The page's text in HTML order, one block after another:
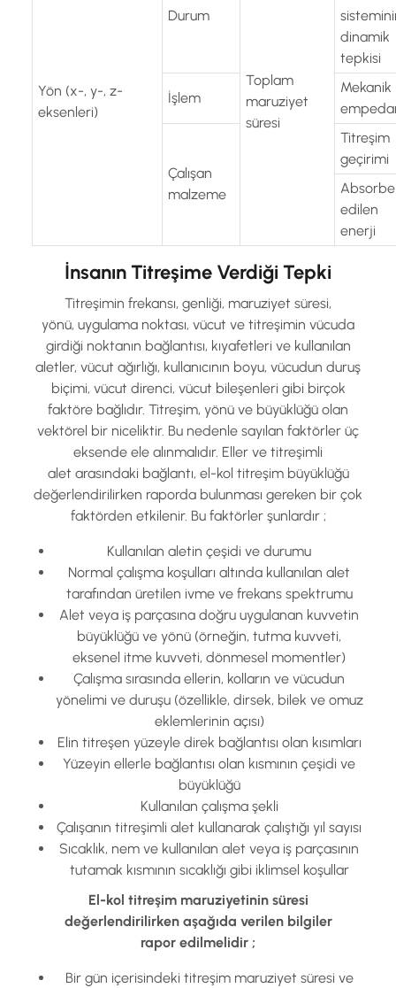
Yön (x-, y-, z-
eksenleri)
Durum
Toplam
maruziyet
süresi
dinamik
tepkisi
İşlem
Mekanik
Çalışan
malzeme
Titreşim
geçirimi
Absorbe
edilen
enerji
İnsanın Titreşime Verdiği Tepki
Titreşimin frekansı, genliği, maruziyet süresi,
yönü, uygulama noktası, vücut ve titreşimin vücuda
girdiği noktanın bağlantısı, kıyafetleri ve kullanılan
aletler, vücut ağırlığı, kullanıcının boyu, vücudun duruş
biçimi, vücut direnci, vücut bileşenleri gibi birçok
faktöre bağlıdır. Titreşim, yönü ve büyüklüğü olan
vektörel bir niceliktir. Bu nedenle sayılan faktörler üç
eksende ele alınmalıdır. Eller ve titreşimli
alet arasındaki bağlantı, el-kol titreşim büyüklüğü
değerlendirilirken raporda bulunması gereken bir çok
faktörden etkilenir. Bu faktörler şunlardır ;
Kullanılan aletin çeşidi ve durumu
Normal çalışma koşulları altında kullanılan alet
tarafından üretilen ivme ve frekans spektrumu
Alet veya iş parçasına doğru uygulanan kuvvetin
büyüklüğü ve yönü (örneğin, tutma kuvveti,
eksenel itme kuvveti, dönmesel momentler)
Çalışma sırasında ellerin, kolların ve vücudun
yönelimi ve duruşu (özellikle, dirsek, bilek ve omuz
eklemlerinin açısı)
Elin titreşen yüzeyle direk bağlantısı olan kısımları
Yüzeyin ellerle bağlantısı olan kısmının çeşidi ve
büyüklüğü
Kullanılan çalışma şekli
Çalışanın titreşimli alet kullanarak çalıştığı yıl sayısı
Sıcaklık, nem ve kullanılan alet veya iş parçasının
tutamak kısmının sıcaklığı gibi iklimsel koşullar
El-kol titreşim maruziyetinin süresi
değerlendirilirken aşağıda verilen bilgiler
rapor edilmelidir ;
Bir gün içerisindeki titreşim maruziyet süresi ve